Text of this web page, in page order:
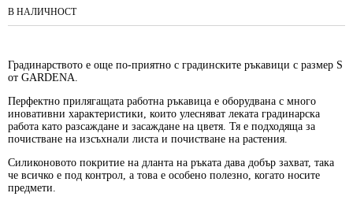
В НАЛИЧНОСТ
Градинарството е още по-приятно с градинските ръкавици с размер S
от GARDENA.
Перфектно прилягащата работна ръкавица е оборудвана с много
иновативни характеристики, които улесняват леката градинарска
работа като разсаждане и засаждане на цветя. Тя е подходяща за
почистване на изсъхнали листа и почистване на растения.
Силиконовото покритие на дланта на ръката дава добър захват, така
че всичко е под контрол, а това е особено полезно, когато носите
предмети.